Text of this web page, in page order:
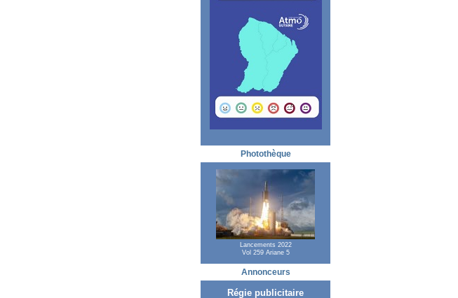
Photothèque
Lancements 2022
Vol 259 Ariane 5
Annonceurs
Régie publicitaire